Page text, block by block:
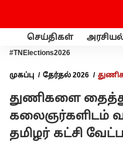
செய்திகள்
#TNElections2026
முகப்பு தேர்தல் 2026
துணிகளை
கலைஞர்களிடம்
தமிழர் கட்சி